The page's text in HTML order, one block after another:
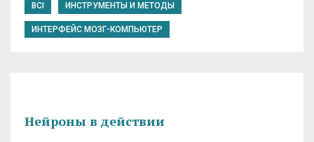
BCI ИНСТРУМЕНТЫ И МЕТОДЫ
ИНТЕРФЕЙС МОЗГ-КОМПЬЮТЕР
Нейроны в действии